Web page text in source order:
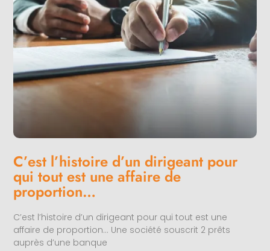
C’est l’histoire d’un dirigeant pour
qui tout est une affaire de
proportion…
C’est l’histoire d’un dirigeant pour qui tout est une
affaire de proportion… Une société souscrit 2 prêts
auprès d’une banque